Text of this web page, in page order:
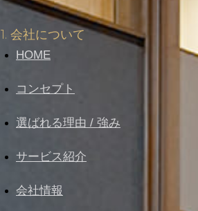
1. 会社について
HOME
コンセプト
選ばれる理由 / 強み
サービス紹介
会社情報